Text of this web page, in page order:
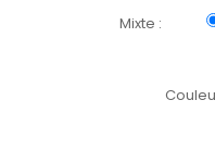
Mixte :